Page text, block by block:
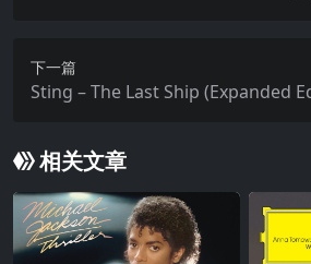
下一篇
Sting – The Last Ship (Expanded
相关文章